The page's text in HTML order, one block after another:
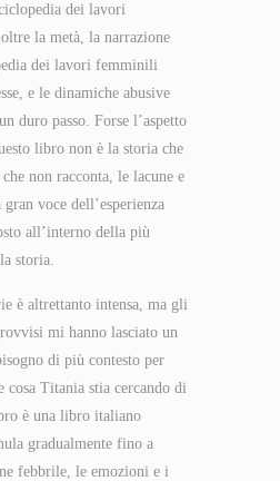
dei lavori
la metà, la narrazione
dei lavori femminili
e le dinamiche abusive
duro passo. Forse l’aspetto
libro non è la storia che
non racconta, le lacune e
voce dell’esperienza
all’interno della più
storia.
è altrettanto intensa, ma gli
mi hanno lasciato un
di più contesto per
cosa Titania stia cercando di
è una libro italiano
gradualmente fino a
febbrile, le emozioni e i